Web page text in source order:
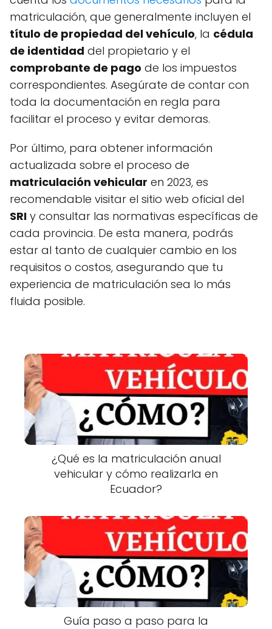
matriculación, que generalmente incluyen el
título de propiedad del vehículo, la cédula
de identidad del propietario y el
comprobante de pago de los impuestos
correspondientes. Asegúrate de contar con
toda la documentación en regla para
facilitar el proceso y evitar demoras.
Por último, para obtener información
actualizada sobre el proceso de
matriculación vehicular en 2023, es
recomendable visitar el sitio web oficial del
SRI y consultar las normativas específicas de
cada provincia. De esta manera, podrás
estar al tanto de cualquier cambio en los
requisitos o costos, asegurando que tu
experiencia de matriculación sea lo más
fluida posible.
¿Qué es la matriculación anual
vehicular y cómo realizarla en
Ecuador?
Guía paso a paso para la